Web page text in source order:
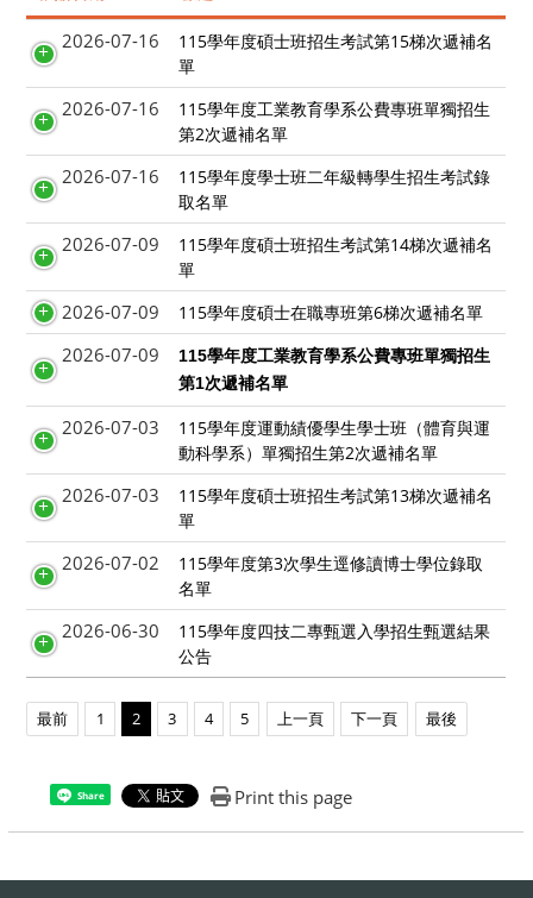
2026-07-16
115學年度碩士班招生考試第15梯次遞補名
單
2026-07-16
115學年度工業教育學系公費專班單獨招生
第2次遞補名單
2026-07-16
115學年度學士班二年級轉學生招生考試錄
取名單
2026-07-09
115學年度碩士班招生考試第14梯次遞補名
單
2026-07-09 115學年度碩士在職專班第6梯次遞補名單
2026-07-09 115學年度工業教育學系公費專班單獨招生
第1次遞補名單
2026-07-03
115學年度運動績優學生學士班（體育與運
動科學系）單獨招生第2次遞補名單
2026-07-03
115學年度碩士班招生考試第13梯次遞補名
單
2026-07-02
115學年度第3次學生逕修讀博士學位錄取
名單
2026-06-30
115學年度四技二專甄選入學招生甄選結果
公告
最前 1 2 3 4 5 上一頁 下一頁 最後
Share Print this page